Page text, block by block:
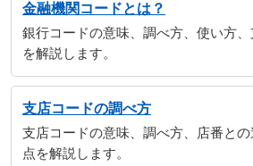
金融機関コードとは？
銀行コードの意味、調べ方、使い方
を解説します。
支店コードの調べ方
支店コードの意味、調べ方、店番と
点を解説します。